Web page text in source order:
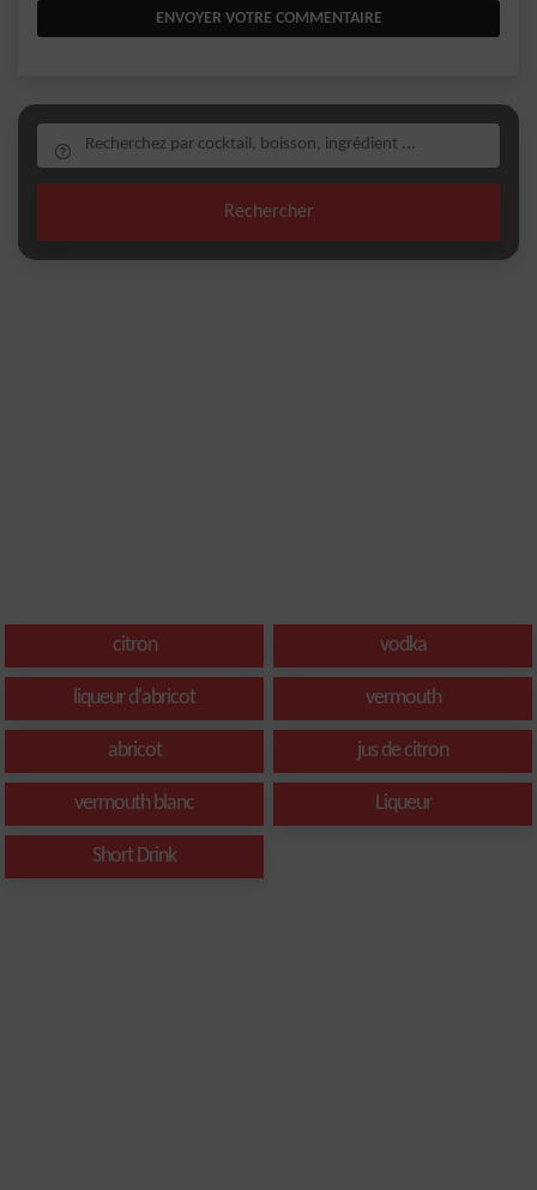
ENVOYER VOTRE COMMENTAIRE
Rechercher
citron vodka
liqueur d'abricot vermouth
abricot jus de citron
vermouth blanc Liqueur
Short Drink